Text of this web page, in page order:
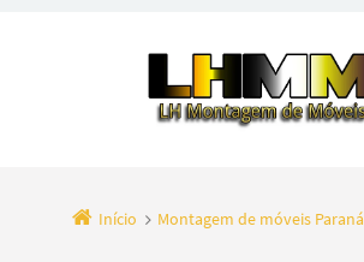
Início Montagem de móveis Paraná